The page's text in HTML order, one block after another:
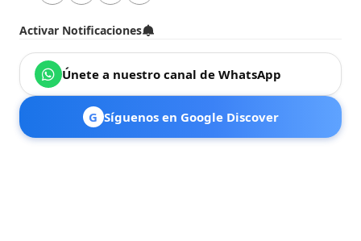
Activar Notificaciones
Únete a nuestro canal de WhatsApp
G Síguenos en Google Discover